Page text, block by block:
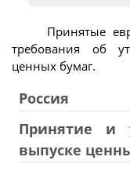
Принятые
требования об
ценных бумаг.
Россия
Принятие и
выпуске